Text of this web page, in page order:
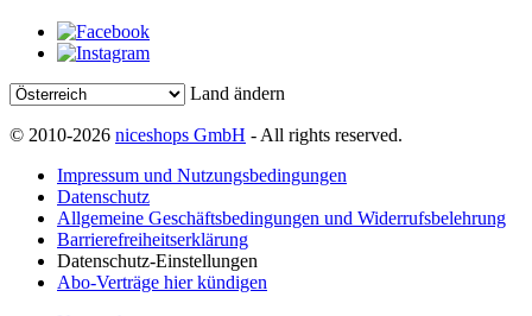
Land ändern
© 2010-2026 niceshops GmbH - All rights reserved.
Impressum und Nutzungsbedingungen
Datenschutz
Allgemeine Geschäftsbedingungen und Widerrufsbelehrung
Barrierefreiheitserklärung
Datenschutz-Einstellungen
Abo-Verträge hier kündigen